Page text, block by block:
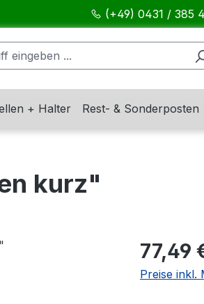
(+49) 0431 / 385
+ Halter Rest- & Sonderposten
kurz"
Regulärer
77,49
Preise inkl.